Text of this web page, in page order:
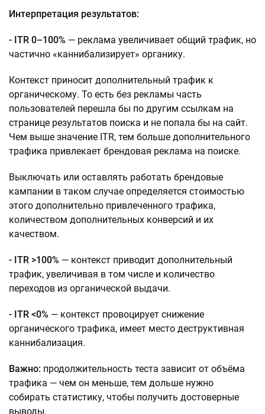
Интерпретация результатов:
- ITR 0–100% — реклама увеличивает общий трафик, но
частично «каннибализирует» органику.
Контекст приносит дополнительный трафик к
органическому. То есть без рекламы часть
пользователей перешла бы по другим ссылкам на
странице результатов поиска и не попала бы на сайт.
Чем выше значение ITR, тем больше дополнительного
трафика привлекает брендовая реклама на поиске.
Выключать или оставлять работать брендовые
кампании в таком случае определяется стоимостью
этого дополнительно привлеченного трафика,
количеством дополнительных конверсий и их
качеством.
- ITR >100% — контекст приводит дополнительный
трафик, увеличивая в том числе и количество
переходов из органической выдачи.
- ITR <0% — контекст провоцирует снижение
органического трафика, имеет место деструктивная
каннибализация.
Важно: продолжительность теста зависит от объёма
трафика — чем он меньше, тем дольше нужно
собирать статистику, чтобы получить достоверные
выводы.